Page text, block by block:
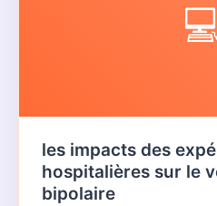
les impacts des
hospitalières sur le
bipolaire